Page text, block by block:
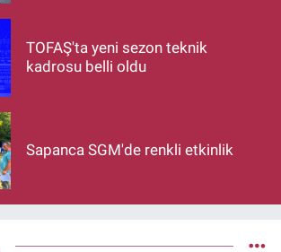
TOFAŞ'ta yeni sezon teknik
kadrosu belli oldu
Sapanca SGM'de renkli etkinlik